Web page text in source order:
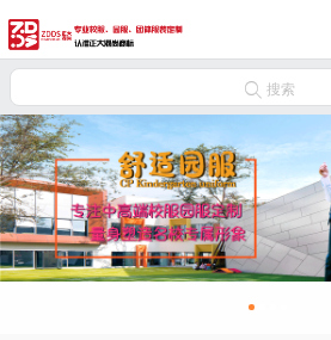
 搜索